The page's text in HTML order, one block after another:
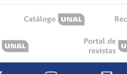
Catálogo
Portal de
revistas